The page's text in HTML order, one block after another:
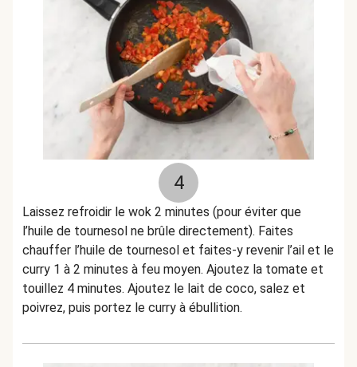
4
Laissez refroidir le wok 2 minutes (pour éviter que
l’huile de tournesol ne brûle directement). Faites
chauffer l’huile de tournesol et faites-y revenir l’ail et le
curry 1 à 2 minutes à feu moyen. Ajoutez la tomate et
touillez 4 minutes. Ajoutez le lait de coco, salez et
poivrez, puis portez le curry à ébullition.